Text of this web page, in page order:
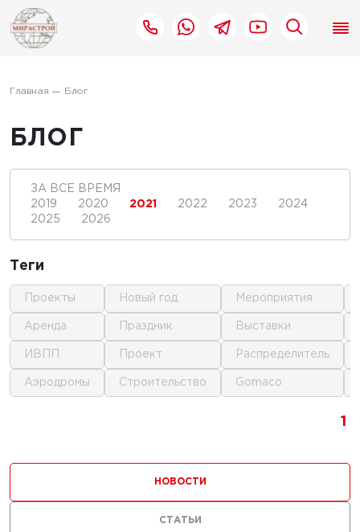
Главная Блог
БЛОГ
1
НОВОСТИ
СТАТЬИ
ЗА ВСЕ ВРЕМЯ
2019
2020 2021 2022 2023
2024
2025
2026
Теги
проекты
аренда
ИВПП
аэродромы
новый год
праздник
проект
строительство
мероприятия
выставки
распределитель
gomaco